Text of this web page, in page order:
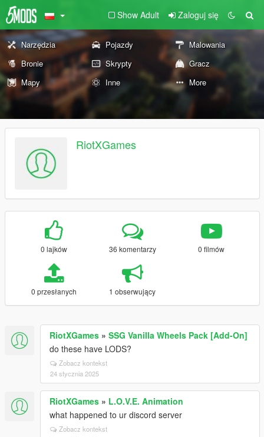
Show Adult Zaloguj się
Narzędzia Pojazdy
Malowania
Bronie
Skrypty
Gracz
Mapy
Inne More
RiotXGames
0 lajków 36 komentarzy 0 filmów
0 przesłanych 1 obserwujący
RiotXGames » SSG Vanilla Wheels Pack [Add-On]
do these have LODS?
Zobacz kontekst
24 stycznia 2025
RiotXGames » L.O.V.E. Animation
what happened to ur discord server
Zobacz kontekst